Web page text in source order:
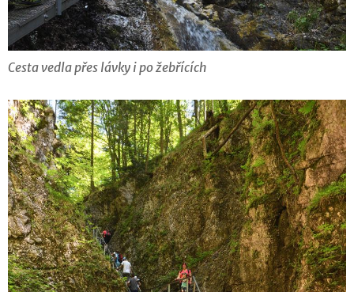
Cesta vedla přes lávky i po žebřících